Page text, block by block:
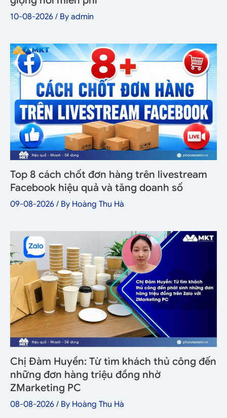
10-08-2026 / By admin
Top 8 cách chốt đơn hàng trên livestream
Facebook hiệu quả và tăng doanh số
09-08-2026 / By Hoàng Thu Hà
Chị Đàm Huyền: Từ tìm khách thủ công đến
những đơn hàng triệu đồng nhờ
ZMarketing PC
08-08-2026 / By Hoàng Thu Hà